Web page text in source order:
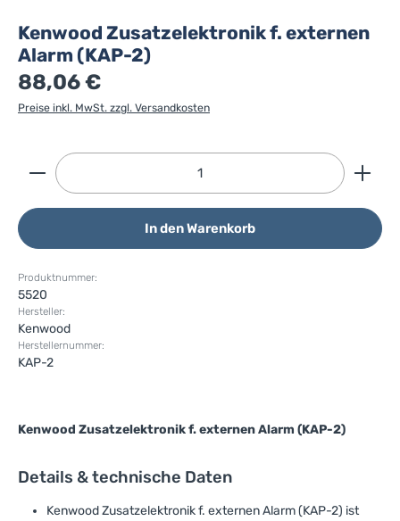
Kenwood Zusatzelektronik f. externen
Alarm (KAP-2)
88,06 €
Preise inkl. MwSt. zzgl. Versandkosten
Produkt Anzahl: Gib den gewünschten Wert ein
In den Warenkorb
Produktnummer:
5520
Hersteller:
Kenwood
Herstellernummer:
KAP-2
Kenwood Zusatzelektronik f. externen Alarm (KAP-2)
Details & technische Daten
Kenwood Zusatzelektronik f. externen Alarm (KAP-2) ist